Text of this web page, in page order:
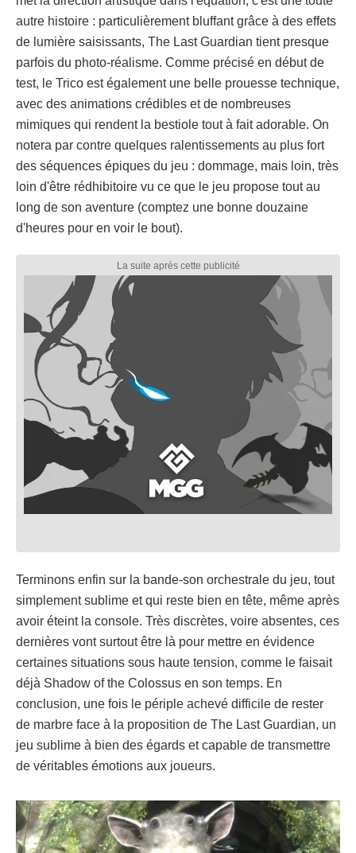
autre histoire : particulièrement bluffant grâce à des effets
de lumière saisissants, The Last Guardian tient presque
parfois du photo-réalisme. Comme précisé en début de
test, le Trico est également une belle prouesse technique,
avec des animations crédibles et de nombreuses
mimiques qui rendent la bestiole tout à fait adorable. On
notera par contre quelques ralentissements au plus fort
des séquences épiques du jeu : dommage, mais loin, très
loin d'être rédhibitoire vu ce que le jeu propose tout au
long de son aventure (comptez une bonne douzaine
d'heures pour en voir le bout).
Terminons enfin sur la bande-son orchestrale du jeu, tout
simplement sublime et qui reste bien en tête, même après
avoir éteint la console. Très discrètes, voire absentes, ces
dernières vont surtout être là pour mettre en évidence
certaines situations sous haute tension, comme le faisait
déjà Shadow of the Colossus en son temps. En
conclusion, une fois le périple achevé difficile de rester
de marbre face à la proposition de The Last Guardian, un
jeu sublime à bien des égards et capable de transmettre
de véritables émotions aux joueurs.